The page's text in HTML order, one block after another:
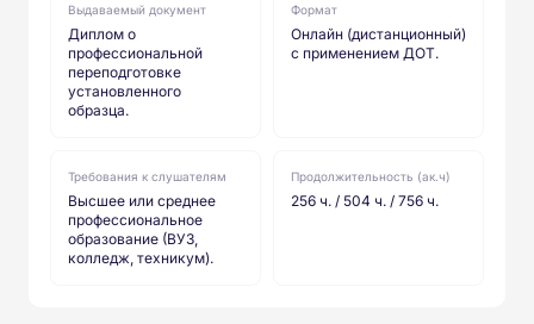
Выдаваемый документ
Диплом о
профессиональной
переподготовке
установленного
образца.
Формат
Онлайн (дистанционный)
с применением ДОТ.
Требования к слушателям
Высшее или среднее
профессиональное
образование (ВУЗ,
колледж, техникум).
Продолжительность (ак.ч)
256 ч. / 504 ч. / 756 ч.